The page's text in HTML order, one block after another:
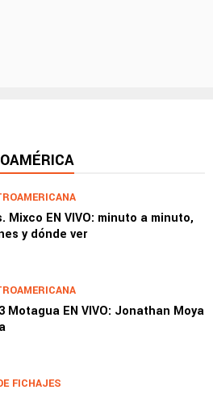
Mixco EN VIVO: minuto a minuto,
y dónde ver
Motagua EN VIVO: Jonathan Moya
FICHAJES